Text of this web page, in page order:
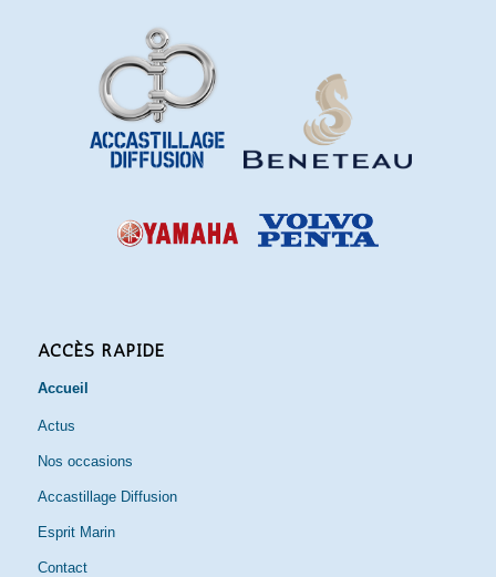
ACCÈS RAPIDE
Accueil
Actus
Nos occasions
Accastillage Diffusion
Esprit Marin
Contact